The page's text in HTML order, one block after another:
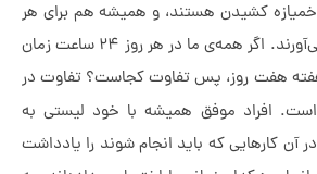
کشیدن هستند، و همیشه هم برای هر
کاری وقت کم می‌آورند. اگر همه‌ی ما در هر روز ۲۴ ساعت زمان
روز، پس تفاوت کجاست؟ تفاوت در
موفق همیشه با خود لیستی به
که باید انجام شوند را یادداشت